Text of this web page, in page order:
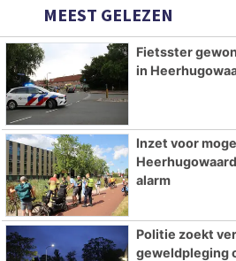
MEEST GELEZEN
Fietsster
in
Inzet voor
alarm
Politie zoekt
geweldpleging